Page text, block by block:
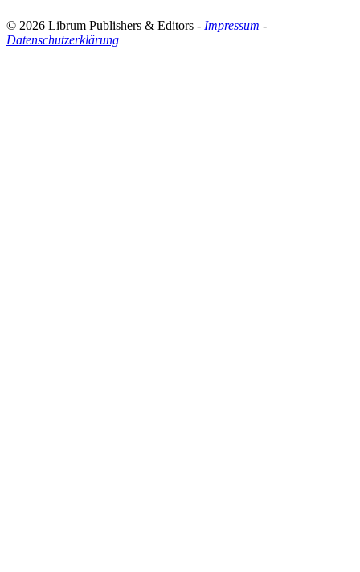
© 2026 Librum Publishers & Editors - Impressum -
Datenschutzerklärung